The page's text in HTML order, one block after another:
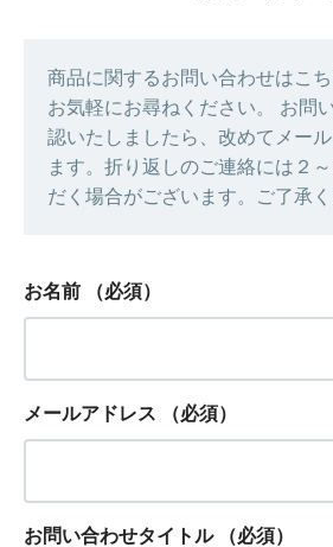
商品に関するお問い合わせはこ
お気軽にお尋ねください。 お問
認いたしましたら、改めてメー
ます。折り返しのご連絡には２
だく場合がございます。ご了承く
お名前 （必須）
メールアドレス （必須）
お問い合わせタイトル （必須）